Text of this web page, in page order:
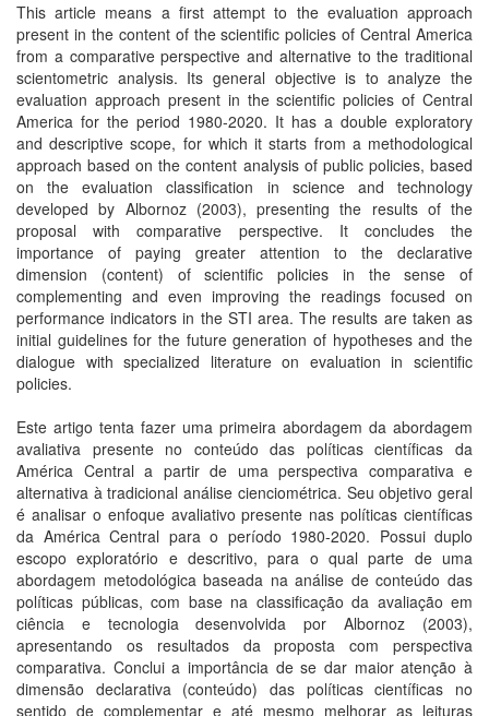
This article means a first attempt to the evaluation approach
present in the content of the scientific policies of Central America
from a comparative perspective and alternative to the traditional
scientometric analysis. Its general objective is to analyze the
evaluation approach present in the scientific policies of Central
America for the period 1980-2020. It has a double exploratory
and descriptive scope, for which it starts from a methodological
approach based on the content analysis of public policies, based
on the evaluation classification in science and technology
developed by Albornoz (2003), presenting the results of the
proposal with comparative perspective. It concludes the
importance of paying greater attention to the declarative
dimension (content) of scientific policies in the sense of
complementing and even improving the readings focused on
performance indicators in the STI area. The results are taken as
initial guidelines for the future generation of hypotheses and the
dialogue with specialized literature on evaluation in scientific
policies.
Este artigo tenta fazer uma primeira abordagem da abordagem
avaliativa presente no conteúdo das políticas científicas da
América Central a partir de uma perspectiva comparativa e
alternativa à tradicional análise cienciométrica. Seu objetivo geral
é analisar o enfoque avaliativo presente nas políticas científicas
da América Central para o período 1980-2020. Possui duplo
escopo exploratório e descritivo, para o qual parte de uma
abordagem metodológica baseada na análise de conteúdo das
políticas públicas, com base na classificação da avaliação em
ciência e tecnologia desenvolvida por Albornoz (2003),
apresentando os resultados da proposta com perspectiva
comparativa. Conclui a importância de se dar maior atenção à
dimensão declarativa (conteúdo) das políticas científicas no
sentido de complementar e até mesmo melhorar as leituras